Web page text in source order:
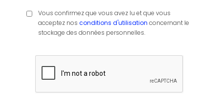
Vous confirmez que vous avez lu et que vous
acceptez nos conditions d'utilisation concernant le
stockage des données personnelles.